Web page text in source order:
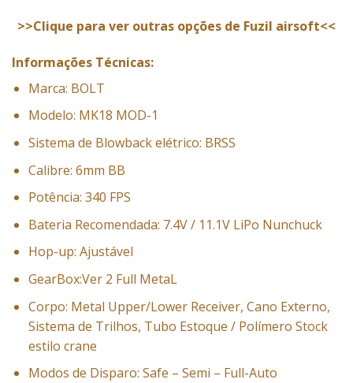
>>Clique para ver outras opções de Fuzil airsoft<<
Informações Técnicas:
Marca: BOLT
Modelo: MK18 MOD-1
Sistema de Blowback elétrico: BRSS
Calibre: 6mm BB
Potência: 340 FPS
Bateria Recomendada: 7.4V / 11.1V LiPo Nunchuck
Hop-up: Ajustável
GearBox:Ver 2 Full MetaL
Corpo: Metal Upper/Lower Receiver, Cano Externo,
Sistema de Trilhos, Tubo Estoque / Polímero Stock
estilo crane
Modos de Disparo: Safe – Semi – Full-Auto